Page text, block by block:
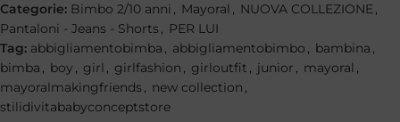
Categorie: Bimbo 2/10 anni , Mayoral , NUOVA COLLEZIONE,
Pantaloni - Jeans - Shorts , PER LUI
Tag: abbigliamentobimba , abbigliamentobimbo , bambina ,
bimba , boy , girl , girlfashion , girloutfit , junior , mayoral ,
mayoralmakingfriends , new collection ,
stilidivitababyconceptstore